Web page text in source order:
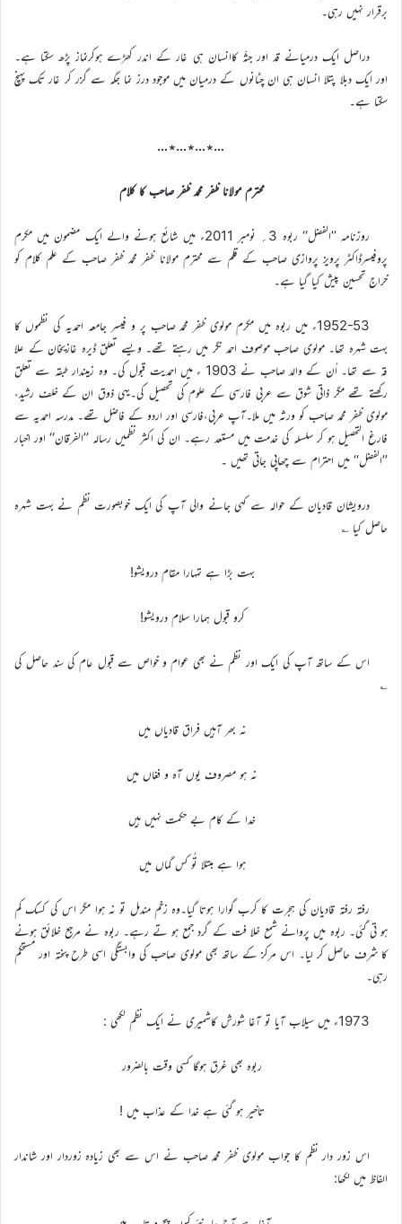
برقرار نہیں رہی۔
دراصل ایک درمیانے قد اور جثّہ کاانسان ہی غار کے اندر کھڑے ہوکرنماز پڑھ سکتا ہے۔
اور ایک دبلا پتلا انسان ہی ان چٹانوں کے درمیان میں موجود درز نما جگہ سے گزر کر غار تک پہنچ
سکتا ہے۔
…٭…٭…٭…
محترم مولانا ظفر محمد ظفر صاحب کا کلام
روزنامہ ’’الفضل‘‘ ربوہ 3؍ نومبر 2011ء میں شائع ہونے والے ایک مضمون میں مکرم
پروفیسرڈاکٹر پرویز پروازی صاحب کے قلم سے محترم مولانا ظفر محمد ظفر صاحب کے علم کلام کو
خراج تحسین پیش کیا گیا ہے۔
1952-53ء میں ربوہ میں مکرم مولوی ظفر محمد صاحب پر و فیسر جامعہ احمدیہ کی نظموں کا
بہت شہرہ تھا۔ مولوی صاحب موصوف احمد نگر میں رہتے تھے۔ ویسے تعلق ڈیرہ غازیخان کے علا
قہ سے تھا۔ اُن کے والد صاحب نے 1903 ء میں احمدیت قبول کی۔ وہ زمیندار طبقہ سے تعلق
رکھتے تھے مگر ذاتی شوق سے عربی فارسی کے علوم کی تحصیل کی۔یہی ذوق ان کے خلف رشید،
مولوی ظفر محمد صاحب کو ورثہ میں ملا۔آپ عربی،فارسی اور اردو کے فاضل تھے۔ مدرسہ احمدیہ سے
فارغ التحصیل ہو کر سلسلہ کی خدمت میں مستعد رہے۔ ان کی اکثر نظمیں رسالہ ’’الفرقان‘‘ اور اخبار
’’الفضل‘‘ میں احترام سے چھاپی جاتی تھیں ۔
درویشان قادیان کے حوالہ سے کہی جانے والی آپ کی ایک خوبصورت نظم نے بہت شہرہ
حاصل کیا ؎
بہت بڑا ہے تمہارا مقام درویشو!
کرو قبول ہمارا سلام درویشو!
اس کے ساتھ آپ کی ایک اور نظم نے بھی عوام و خواص سے قبول عام کی سند حاصل کی
؎
نہ بھر آہیں فراق قادیاں میں
نہ ہو مصروف یوں آہ و فغاں میں
خدا کے کام بے حکمت نہیں ہیں
ہوا ہے مبتلا تُو کس گماں میں
رفتہ رفتہ قادیان کی ہجرت کا کرب گوارا ہوتا گیا۔وہ زخم مندمل تو نہ ہوا مگر اس کی کسک کم
ہو تی گئی۔ ربوہ میں پروانے شمع خلا فت کے گرد جمع ہو تے رہے۔ ربوہ نے مرجع خلائق ہونے
کا شرف حاصل کر لیا۔ اس مرکز کے ساتھ بھی مولوی صاحب کی وابستگی اسی طرح پختہ اور مستحکم
رہی۔
1973ء میں سیلاب آیا تو آغا شورش کاشمیری نے ایک نظم لکھی :
ربوہ بھی غرق ہوگا کسی وقت بالضرور
تاخیر ہو گئی ہے خدا کے عذاب میں !
اس زور دار نظم کا جواب مولوی ظفر محمد صاحب نے اس سے بھی زیادہ زوردار اور شاندار
الفاظ میں لکھا: